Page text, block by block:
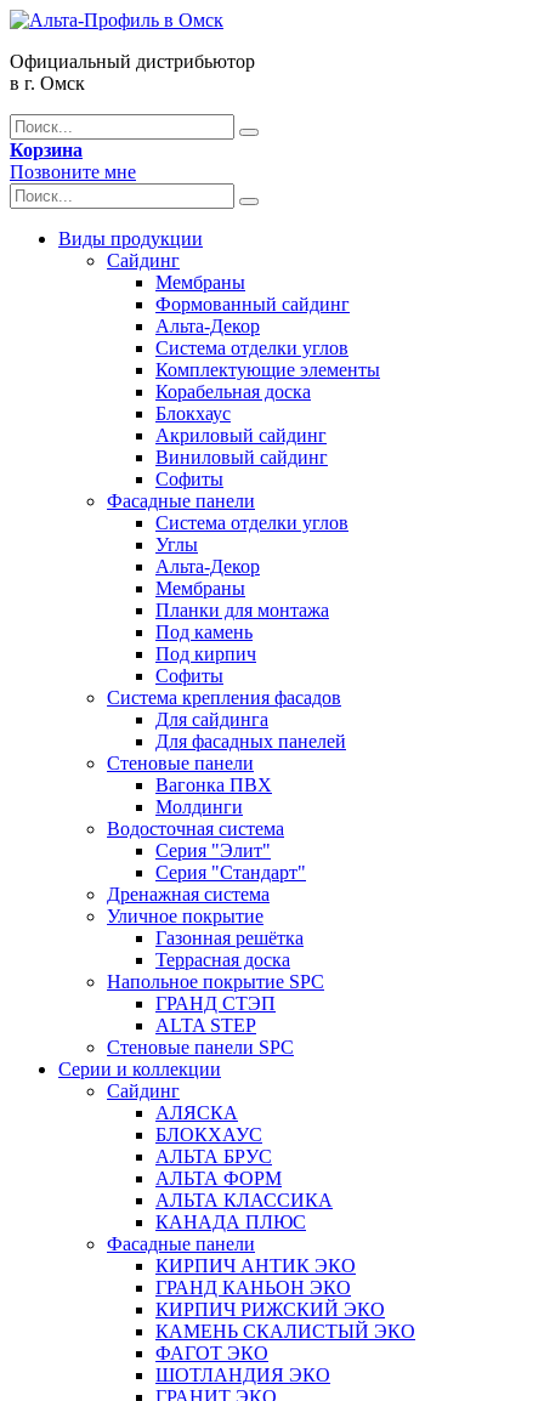
Официальный дистрибьютор
в г. Омск
Корзина
Позвоните мне
Виды продукции
Сайдинг
Мембраны
Формованный сайдинг
Альта-Декор
Система отделки углов
Комплектующие элементы
Корабельная доска
Блокхаус
Акриловый сайдинг
Виниловый сайдинг
Софиты
Фасадные панели
Система отделки углов
Углы
Альта-Декор
Мембраны
Планки для монтажа
Под камень
Под кирпич
Софиты
Система крепления фасадов
Для сайдинга
Для фасадных панелей
Стеновые панели
Вагонка ПВХ
Молдинги
Водосточная система
Серия "Элит"
Серия "Стандарт"
Дренажная система
Уличное покрытие
Газонная решётка
Террасная доска
Напольное покрытие SPC
ГРАНД СТЭП
ALTA STEP
Стеновые панели SPC
Серии и коллекции
Сайдинг
АЛЯСКА
БЛОКХАУС
АЛЬТА БРУС
АЛЬТА ФОРМ
АЛЬТА КЛАССИКА
КАНАДА ПЛЮС
Фасадные панели
КИРПИЧ АНТИК ЭКО
ГРАНД КАНЬОН ЭКО
КИРПИЧ РИЖСКИЙ ЭКО
КАМЕНЬ СКАЛИСТЫЙ ЭКО
ФАГОТ ЭКО
ШОТЛАНДИЯ ЭКО
ГРАНИТ ЭКО